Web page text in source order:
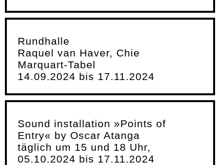
Rundhalle
Raquel van Haver, Chie
Marquart-Tabel
14.09.2024 bis 17.11.2024
Sound installation »Points of
Entry« by Oscar Atanga
täglich um 15 und 18 Uhr,
05.10.2024 bis 17.11.2024